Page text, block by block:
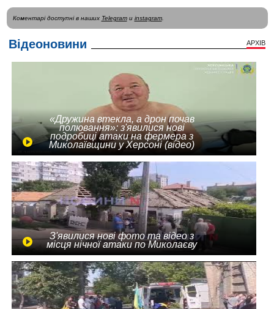
Коментарі доступні в наших Telegramи instagram.
Відеоновини АРХІВ
«Дружина втекла, а дрон почав
полювання»: з'явилися нові
подробиці атаки на фермера з
Миколаївщини у Херсоні (відео)
З'явилися нові фото та відео з
місця нічної атаки по Миколаєву